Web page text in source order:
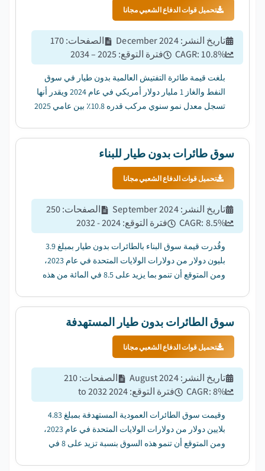
تحميل قوات الدفاع الشعبي مجانا
تاريخ النشر :
December 2024 الصفحات:
170
CAGR:10.8% فترة التوقع:
2025 – 2034
بلغت قيمة طائرة التفتيش العالمية بدون طيار في سوق
النفط والغاز 1 مليار دولار أمريكي في عام 2024 ويقدر أنها
تسجل معدل نمو سنوي مركب قدره 10.8٪ بين عامي 2025
سوق طائرات بدون طيار للبناء
تحميل قوات الدفاع الشعبي مجانا
تاريخ النشر :
September 2024 الصفحات:
250
CAGR: 8.5% فترة التوقع:
2024 - 2032
وقُدرت قيمة سوق البناء بالطائرات بدون طيار بمبلغ 3.9
بليون دولار من دولارات الولايات المتحدة في عام 2023،
ومن المتوقع أن تنمو بما يزيد على 8.5 في المائة من هذه
سوق الطائرات بدون طيار المستهدفة
تحميل قوات الدفاع الشعبي مجانا
تاريخ النشر :
August 2024 الصفحات:
210
CAGR:8% فترة التوقع:
2024 to 2032
وقيمت سوق الطائرات العمودية المستهدفة بمبلغ 4.83
بلايين دولار من دولارات الولايات المتحدة في عام 2023،
ومن المتوقع أن تنمو هذه السوق بنسبة تزيد على 8 في